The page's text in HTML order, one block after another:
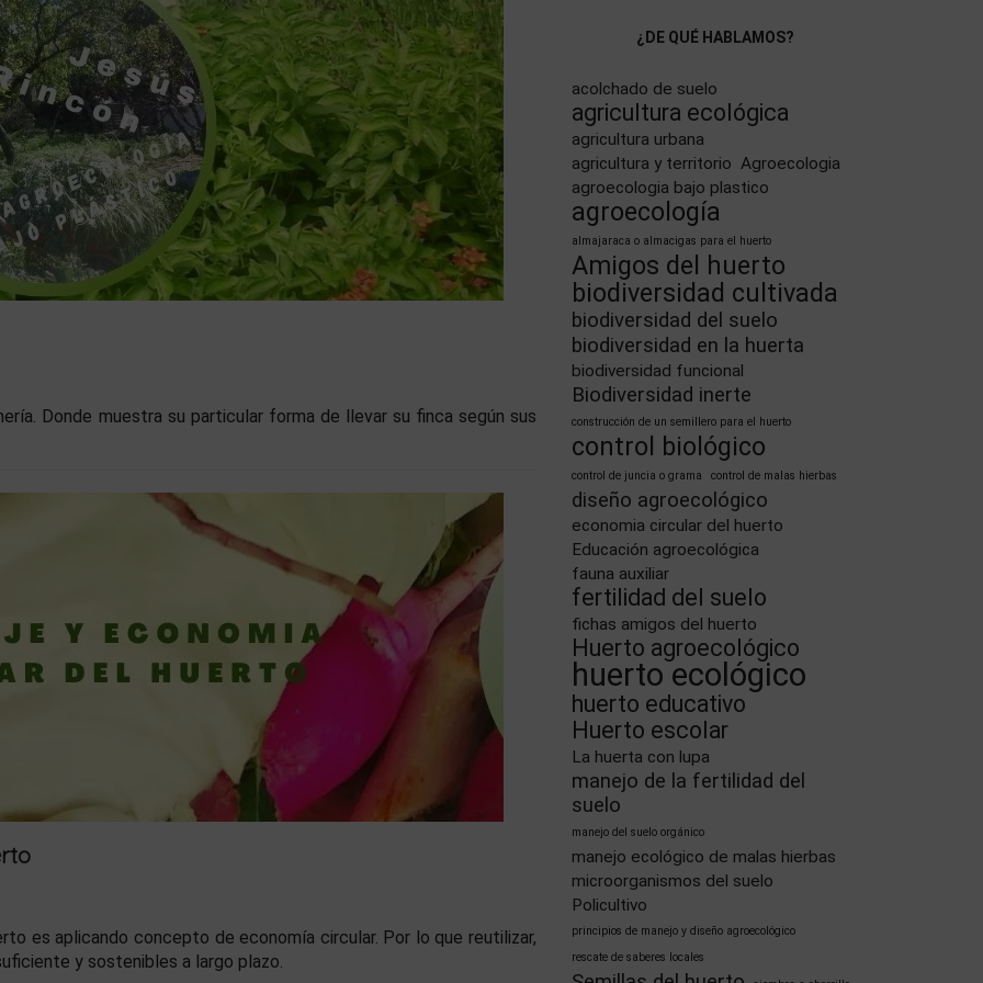
Donde muestra su particular forma de llevar su finca según sus
es aplicando concepto de economía circular. Por lo que reutilizar,
y sostenibles a largo plazo.
¿DE QUÉ HABLAMOS?
acolchado de suelo
agricultura ecológica
agricultura urbana
agricultura y territorio Agroecologia
agroecologia bajo plastico
agroecología
almajaraca o almacigas para el huerto
Amigos del huerto
biodiversidad cultivada
biodiversidad del suelo
biodiversidad en la huerta
biodiversidad funcional
Biodiversidad inerte
construcción de un semillero para el huerto
control biológico
control de juncia o grama control de malas hierbas
diseño agroecológico
economia circular del huerto
Educación agroecológica
fauna auxiliar
fertilidad del suelo
fichas amigos del huerto
Huerto agroecológico
huerto ecológico
huerto educativo
Huerto escolar
La huerta con lupa
manejo de la fertilidad del
suelo
manejo del suelo orgánico
manejo ecológico de malas hierbas
microorganismos del suelo
Policultivo
principios de manejo y diseño agroecológico
rescate de saberes locales